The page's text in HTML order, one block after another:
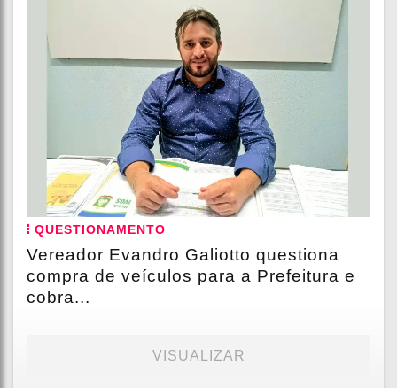
QUESTIONAMENTO
Vereador Evandro Galiotto questiona
compra de veículos para a Prefeitura e
cobra...
VISUALIZAR